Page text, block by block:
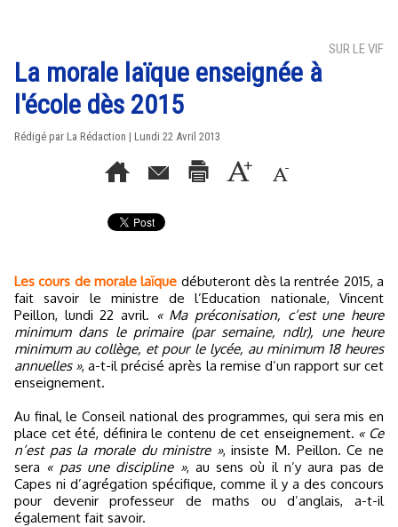
SUR LE VIF
La morale laïque enseignée à
l'école dès 2015
Rédigé par La Rédaction | Lundi 22 Avril 2013
Les cours de morale laïque débuteront dès la rentrée 2015, a
fait savoir le ministre de l’Education nationale, Vincent
Peillon, lundi 22 avril. « Ma préconisation, c’est une heure
minimum dans le primaire (par semaine, ndlr), une heure
minimum au collège, et pour le lycée, au minimum 18 heures
annuelles », a-t-il précisé après la remise d’un rapport sur cet
enseignement.
Au final, le Conseil national des programmes, qui sera mis en
place cet été, définira le contenu de cet enseignement. « Ce
n’est pas la morale du ministre », insiste M. Peillon. Ce ne
sera « pas une discipline », au sens où il n’y aura pas de
Capes ni d’agrégation spécifique, comme il y a des concours
pour devenir professeur de maths ou d’anglais, a-t-il
également fait savoir.